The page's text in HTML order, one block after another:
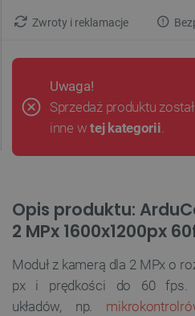
Zwroty i reklamacje
Uwaga!
Sprzedaż produktu
inne wtej kategorii.
Opis produktu:
2 MPx 1600x1200px
Moduł z kamerą dla 2 MPx o
px i prędkości do 60 fps.
układów, np.